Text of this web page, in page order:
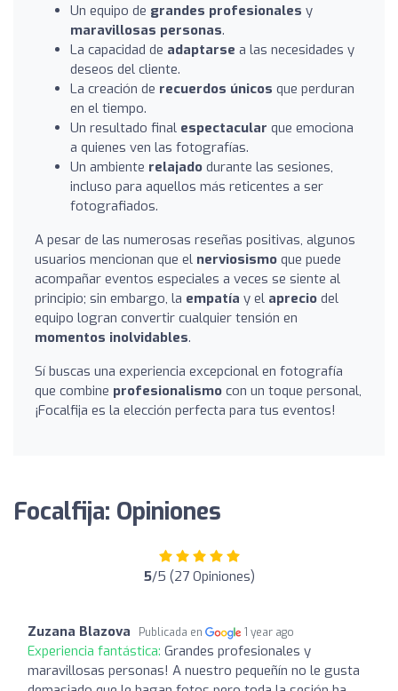
Un equipo de grandes profesionales y
maravillosas personas.
La capacidad de adaptarse a las necesidades y
deseos del cliente.
La creación de recuerdos únicos que perduran
en el tiempo.
Un resultado final espectacular que emociona
a quienes ven las fotografías.
Un ambiente relajado durante las sesiones,
incluso para aquellos más reticentes a ser
fotografiados.
A pesar de las numerosas reseñas positivas, algunos
usuarios mencionan que el nerviosismo que puede
acompañar eventos especiales a veces se siente al
principio; sin embargo, la empatía y el aprecio del
equipo logran convertir cualquier tensión en
momentos inolvidables.
Sí buscas una experiencia excepcional en fotografía
que combine profesionalismo con un toque personal,
¡Focalfija es la elección perfecta para tus eventos!
Focalfija: Opiniones
5/5 (27 Opiniones)
Zuzana Blazova Publicada en 1 year ago
Experiencia fantástica: Grandes profesionales y
maravillosas personas! A nuestro pequeñín no le gusta